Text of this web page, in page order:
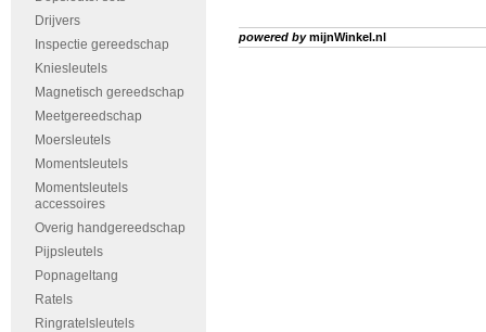
Drijvers
Inspectie gereedschap
Kniesleutels
Magnetisch gereedschap
Meetgereedschap
Moersleutels
Momentsleutels
Momentsleutels
accessoires
Overig handgereedschap
Pijpsleutels
Popnageltang
Ratels
Ringratelsleutels
powered bymijnWinkel.nl